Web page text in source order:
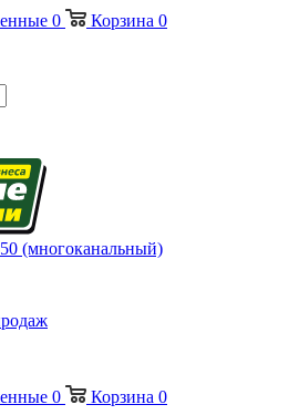
0 Корзина 0
(многоканальный)
0 Корзина 0